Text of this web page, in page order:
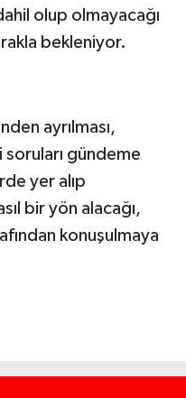
olup olmayacağı
bekleniyor.
ayrılması,
gündeme
yer alıp
bir yön alacağı,
konuşulmaya